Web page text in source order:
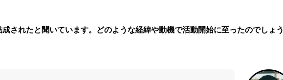
されたと聞いています。どのような経緯や動機で活動開始に至ったのでしょう